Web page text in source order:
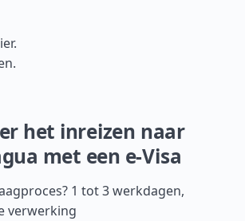
het inreizen naar
met een e-Visa
1 tot 3 werkdagen,
verwerking